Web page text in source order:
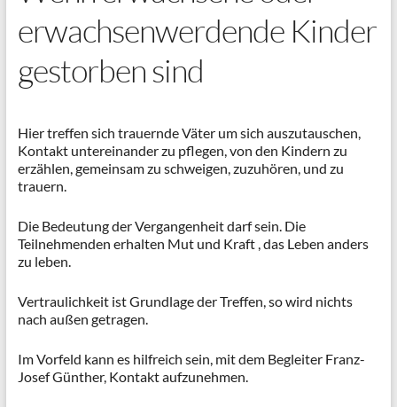
erwachsenwerdende Kinder
gestorben sind
Hier treffen sich trauernde Väter um sich auszutauschen,
Kontakt untereinander zu pflegen, von den Kindern zu
erzählen, gemeinsam zu schweigen, zuzuhören, und zu
trauern.
Die Bedeutung der Vergangenheit darf sein. Die
Teilnehmenden erhalten Mut und Kraft , das Leben anders
zu leben.
Vertraulichkeit ist Grundlage der Treffen, so wird nichts
nach außen getragen.
Im Vorfeld kann es hilfreich sein, mit dem Begleiter Franz-
Josef Günther, Kontakt aufzunehmen.